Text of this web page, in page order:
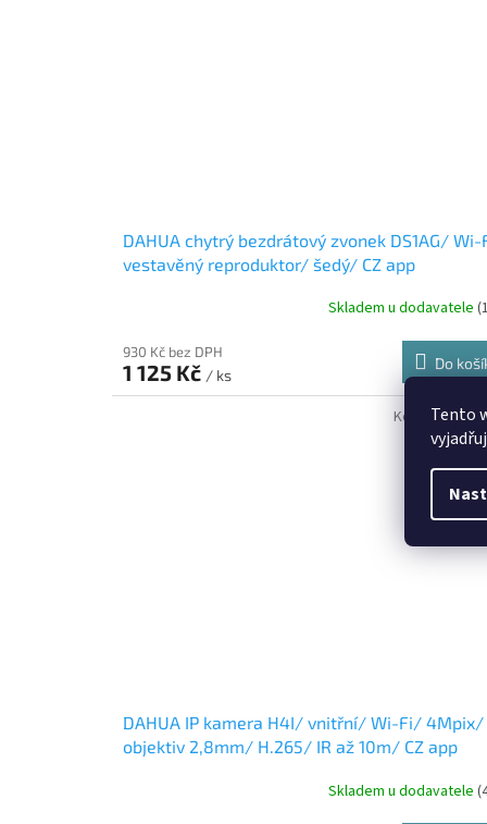
Tento
DAHUA chytrý bezdrátový zvonek DS1AG/
vestavěný reproduktor/ šedý/ CZ app
Skladem u dodavatele
930 Kč bez DPH
1 125 Kč / ks
Do
DAHUA IP kamera H4I/ vnitřní/ Wi-Fi/ 4Mpix/
objektiv 2,8mm/ H.265/ IR až 10m/ CZ app
Skladem u dodavatele
Kód: 1M-H4I-